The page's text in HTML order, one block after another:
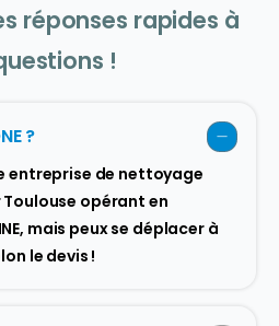
réponses rapides à
!
?
entreprise de nettoyage
opérant en
mais peux se déplacer à
le devis !